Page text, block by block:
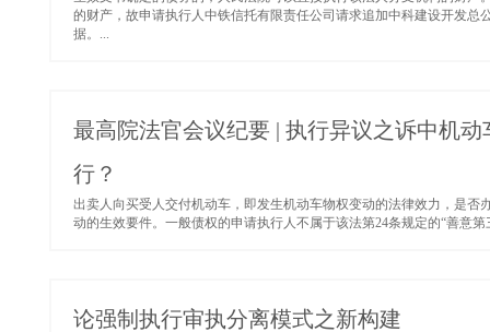
的财产，故申请执行人中铁信托有限责任公司请求追加中科建设开发
据。...
最高院法官会议纪要 | 执行异议之诉中机
行？
出卖人向买受人交付机动车，即发生机动车物权变动的法律效力，是
动的生效要件。一般债权的申请执行人不属于该法第24条规定的“善意
论强制执行审执分离模式之新构建